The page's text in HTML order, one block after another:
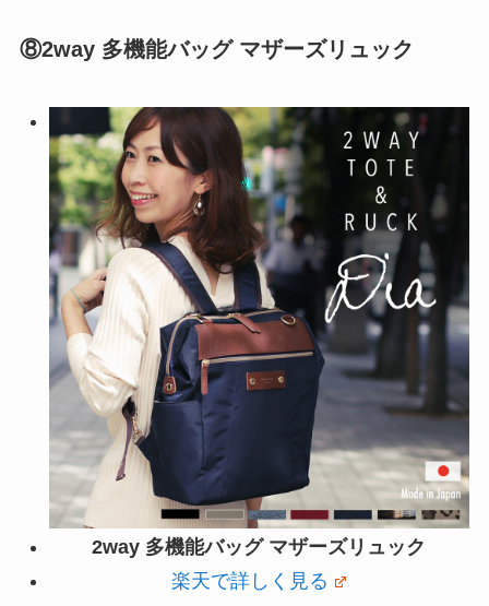
⑧2way 多機能バッグ マザーズリュック
2way 多機能バッグ マザーズリュック
楽天で詳しく見る